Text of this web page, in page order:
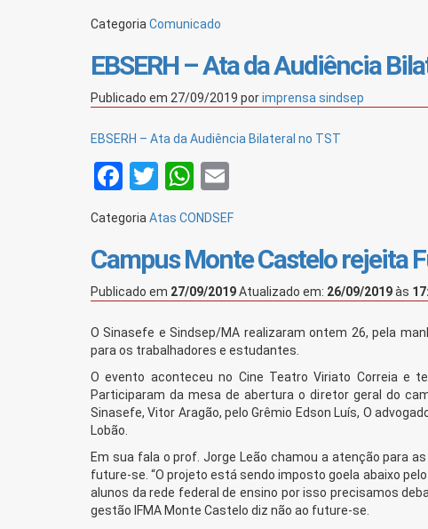
Categoria Comunicado
EBSERH – Ata da Audiência
Publicado em 27/09/2019 porimprensa sindsep
EBSERH – Ata da Audiência Bilateral no TST
Facebook
TwitterWhatsApp
Categoria Atas CONDSEF
Campus Monte Castelo rejeita
Publicado em 27/09/2019Atualizado em: 26/09/2019às
O Sinasefe e Sindsep/MA realizaram ontem 26, pela
para os trabalhadores e estudantes.
O evento aconteceu no Cine Teatro Viriato Correia e
Participaram da mesa de abertura o diretor geral do
Sinasefe, Vitor Aragão, pelo Grêmio Edson Luís, O
Lobão.
Em sua fala o prof. Jorge Leão chamou a atenção para
future-se. “O projeto está sendo imposto goela abaixo
alunos da rede federal de ensino por isso precisamos
gestão IFMA Monte Castelo diz não ao future-se.